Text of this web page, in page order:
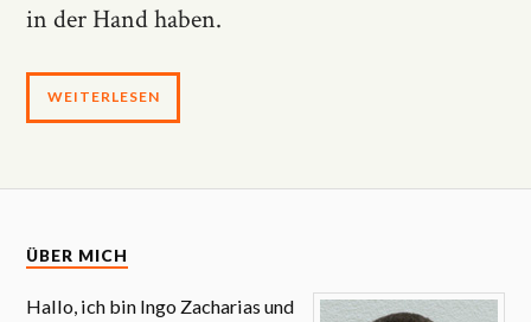
in der Hand haben.
WEITERLESEN
ÜBER MICH
Hallo, ich bin Ingo Zacharias und